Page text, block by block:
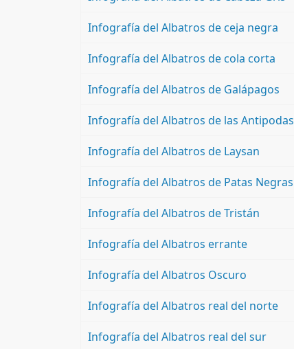
Infografía del Albatros de ceja negra
Infografía del Albatros de cola corta
Infografía del Albatros de Galápagos
Infografía del Albatros de las Antipodas
Infografía del Albatros de Laysan
Infografía del Albatros de Patas Negras
Infografía del Albatros de Tristán
Infografía del Albatros errante
Infografía del Albatros Oscuro
Infografía del Albatros real del norte
Infografía del Albatros real del sur